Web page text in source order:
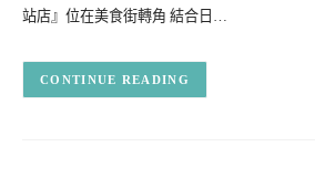
站店』位在美食街轉角 結合日…
CONTINUE READING